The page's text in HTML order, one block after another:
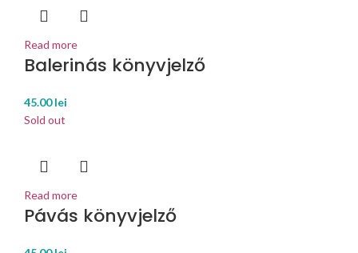
Read more
Balerinás könyvjelző
45.00lei
Sold out
Read more
Pávás könyvjelző